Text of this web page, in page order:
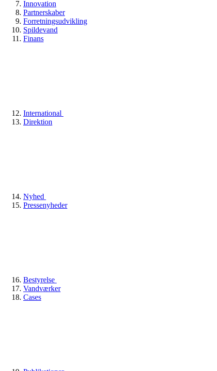
Innovation
Partnerskaber
Forretningsudvikling
Spildevand
Finans
International
Direktion
Nyhed
Pressenyheder
Bestyrelse
Vandværker
Cases